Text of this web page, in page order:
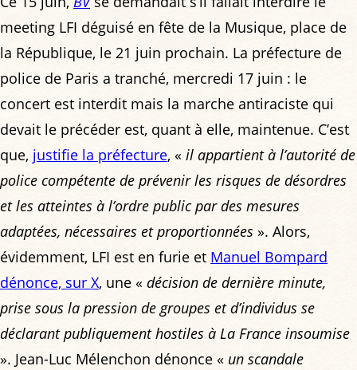
meeting LFI déguisé en fête de la Musique, place de
la République, le 21 juin prochain. La préfecture de
police de Paris a tranché, mercredi 17 juin : le
concert est interdit mais la marche antiraciste qui
devait le précéder est, quant à elle, maintenue. C’est
que, justifie la préfecture, « il appartient à l’autorité de
police compétente de prévenir les risques de désordres
et les atteintes à l’ordre public par des mesures
adaptées, nécessaires et proportionnées ». Alors,
évidemment, LFI est en furie et Manuel Bompard
dénonce, sur X, une « décision de dernière minute,
prise sous la pression de groupes et d’individus se
déclarant publiquement hostiles à La France insoumise
». Jean-Luc Mélenchon dénonce « un scandale